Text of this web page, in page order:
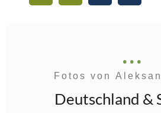
Fotos von
Deutschland &